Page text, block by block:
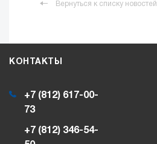
Вернуться к списку новостей
КОНТАКТЫ
+7 (812) 617-00-
73
+7 (812) 346-54-